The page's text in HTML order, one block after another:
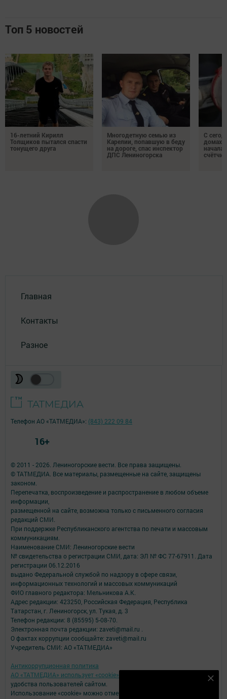
Топ 5 новостей
16-летний Кирилл
Толщиков пытался спасти
тонущего друга
Многодетную семью из
Карелии, попавшую в беду
на дороге, спас инспектор
ДПС Лениногорска
С
домах
Главная
Контакты
Разное
© 2011 - 2026. Лениногорские вести. Все права защищены.
© ТАТМЕДИА. Все материалы, размещенные на сайте, защищены
законом.
Перепечатка, воспроизведение и распространение в любом объеме
информации,
размещенной на сайте, возможна только с письменного согласия
редакций СМИ.
При поддержке Республиканского агентства по печати и массовым
коммуникациям.
Наименование СМИ: Лениногорские вести
№ свидетельства о регистрации СМИ, дата: ЭЛ № ФС 77-67911. Дата
регистрации 06.12.2016
выдано Федеральной службой по надзору в сфере связи,
информационных технологий и массовых коммуникаций
ФИО главного редактора: Мельникова А.К.
Адрес редакции: 423250, Российская Федерация, Республика
Татарстан, г. Лениногорск, ул. Тукая, д. 3
Телефон редакции: 8 (85595) 5-08-70.
Электронная почта редакции: zaveti@mail.ru .
О фактах коррупции сообщайте: zaveti@mail.ru
Учредитель СМИ: АО «ТАТМЕДИА»
Антикоррупционная политика
АО «ТАТМЕДИА» использует «cookie» для персонализации сервисов и
удобства пользователей сайтом.
Использование «cookie» можно отменить в настройках браузера.
Телефон АО «ТАТМЕДИА»: (843) 222 09 84
16+